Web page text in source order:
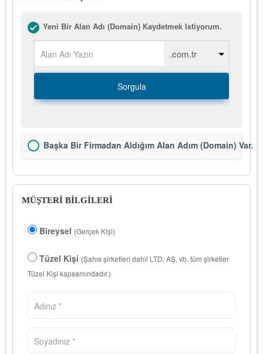
Yeni Bir Alan Adı (Domain) Kaydetmek Istiyorum.
Sorgula
Başka Bir Firmadan Aldığım Alan Adım (Domain) Var.
MÜŞTERİ BİLGİLERİ
Bireysel (Gerçek Kişi)
Tüzel Kişi (Şahıs şirketleri dahil LTD, AŞ, vb. tüm şirketler
Tüzel Kişi kapsamındadır.)